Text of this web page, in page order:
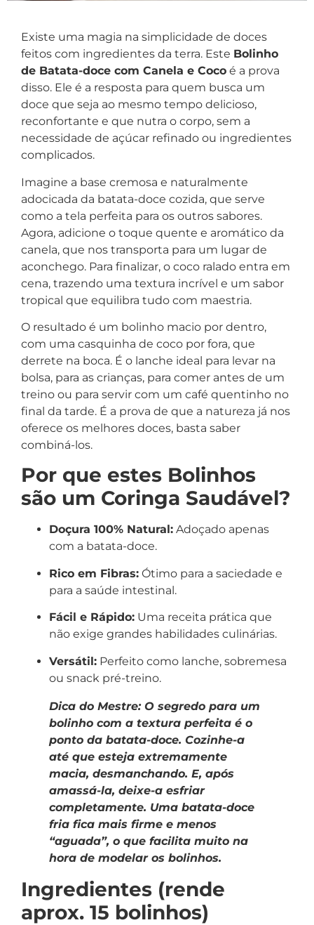
Existe uma magia na simplicidade de doces
feitos com ingredientes da terra. Este Bolinho
de Batata-doce com Canela e Coco é a prova
disso. Ele é a resposta para quem busca um
doce que seja ao mesmo tempo delicioso,
reconfortante e que nutra o corpo, sem a
necessidade de açúcar refinado ou ingredientes
complicados.
Imagine a base cremosa e naturalmente
adocicada da batata-doce cozida, que serve
como a tela perfeita para os outros sabores.
Agora, adicione o toque quente e aromático da
canela, que nos transporta para um lugar de
aconchego. Para finalizar, o coco ralado entra em
cena, trazendo uma textura incrível e um sabor
tropical que equilibra tudo com maestria.
O resultado é um bolinho macio por dentro,
com uma casquinha de coco por fora, que
derrete na boca. É o lanche ideal para levar na
bolsa, para as crianças, para comer antes de um
treino ou para servir com um café quentinho no
final da tarde. É a prova de que a natureza já nos
oferece os melhores doces, basta saber
combiná-los.
Por que estes Bolinhos
são um Coringa Saudável?
Doçura 100% Natural: Adoçado apenas
com a batata-doce.
Rico em Fibras: Ótimo para a saciedade e
para a saúde intestinal.
Fácil e Rápido: Uma receita prática que
não exige grandes habilidades culinárias.
Versátil: Perfeito como lanche, sobremesa
ou snack pré-treino.
Dica do Mestre: O segredo para um
bolinho com a textura perfeita é o
ponto da batata-doce. Cozinhe-a
até que esteja extremamente
macia, desmanchando. E, após
amassá-la, deixe-a esfriar
completamente. Uma batata-doce
fria fica mais firme e menos
“aguada”, o que facilita muito na
hora de modelar os bolinhos.
Ingredientes (rende
aprox. 15 bolinhos)